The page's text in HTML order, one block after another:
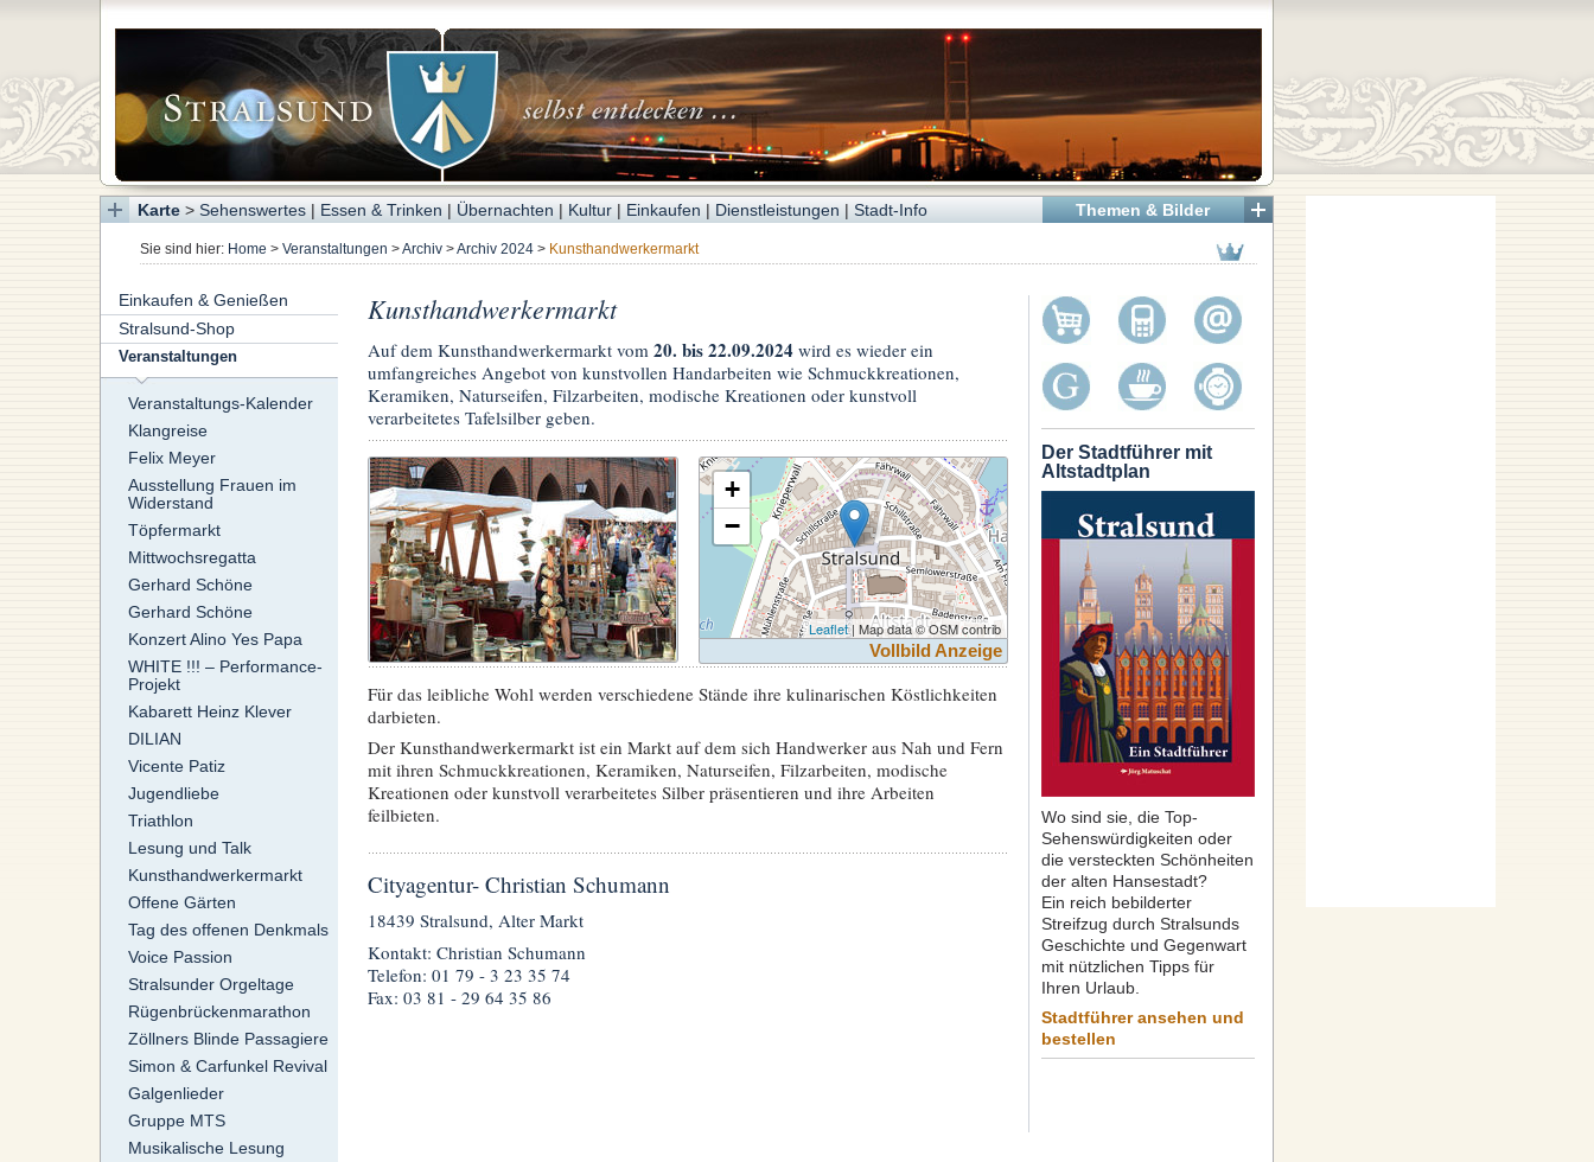
Themen & Bilder
Karte> Sehenswertes| Essen & Trinken | Übernachten | Kultur| Einkaufen | Dienstleistungen | Stadt-Info
Sie sind hier: Home > Veranstaltungen >Archiv>Archiv 2024> Kunsthandwerkermarkt
Einkaufen & Genießen
Stralsund-Shop
Veranstaltungen
Veranstaltungs-Kalender
Klangreise
Felix Meyer
Ausstellung Frauen im
Widerstand
Töpfermarkt
Mittwochsregatta
Gerhard Schöne
Gerhard Schöne
Konzert Alino Yes Papa
WHITE !!! – Performance-
Projekt
Kabarett Heinz Klever
DILIAN
Vicente Patiz
Jugendliebe
Triathlon
Lesung und Talk
Kunsthandwerkermarkt
Offene Gärten
Tag des offenen Denkmals
Voice Passion
Stralsunder Orgeltage
Rügenbrückenmarathon
Zöllners Blinde Passagiere
Simon & Carfunkel Revival
Galgenlieder
Gruppe MTS
Musikalische Lesung
Der Stadtführer mit
Altstadtplan
Wo sind sie, die Top-
Sehenswürdigkeiten oder
die versteckten Schönheiten
der alten Hansestadt?
Ein reich bebilderter
Streifzug durch Stralsunds
Geschichte und Gegenwart
mit nützlichen Tipps für
Ihren Urlaub.
Stadtführer ansehen und
bestellen
Kunsthandwerkermarkt
Auf dem Kunsthandwerkermarkt vom 20. bis 22.09.2024wird es wieder ein
umfangreiches Angebot von kunstvollen Handarbeiten wie Schmuckkreationen,
Keramiken, Naturseifen, Filzarbeiten, modische Kreationen oder kunstvoll
verarbeitetes Tafelsilber geben.
+
−
Leaflet| Map data © OSM contrib
Vollbild Anzeige
Für das leibliche Wohl werden verschiedene Stände ihre kulinarischen Köstlichkeiten
darbieten.
Der Kunsthandwerkermarkt ist ein Markt auf dem sich Handwerker aus Nah und Fern
mit ihren Schmuckkreationen, Keramiken, Naturseifen, Filzarbeiten, modische
Kreationen oder kunstvoll verarbeitetes Silber präsentieren und ihre Arbeiten
feilbieten.
Cityagentur- Christian Schumann
18439 Stralsund, Alter Markt
Kontakt: Christian Schumann
Telefon: 01 79 - 3 23 35 74
Fax: 03 81 - 29 64 35 86